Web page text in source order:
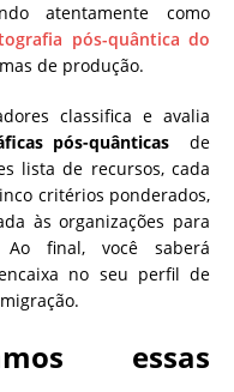
atentamente como
pós-quântica do
de produção.
classifica e avalia
pós-quânticas de
lista de recursos, cada
critérios ponderados,
às organizações para
final, você saberá
no seu perfil de
essas